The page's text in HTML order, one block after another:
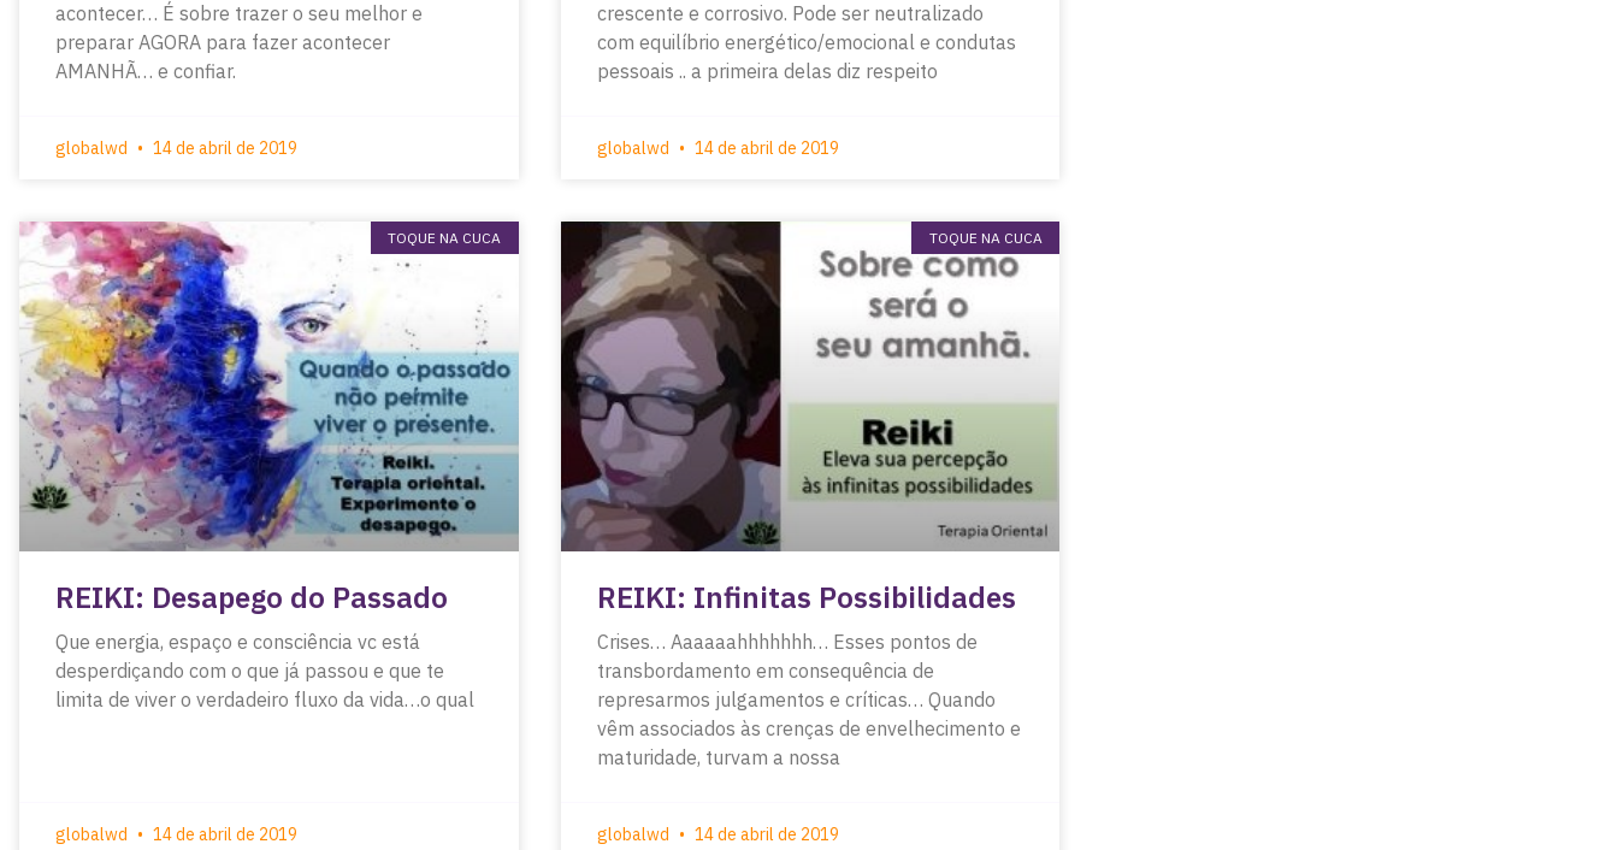
acontecer… É sobre trazer o seu melhor e
preparar AGORA para fazer acontecer
AMANHÃ… e confiar.
globalwd 14 de abril de 2019
crescente e corrosivo. Pode ser neutralizado
com equilíbrio energético/emocional e condutas
pessoais .. a primeira delas diz respeito
globalwd 14 de abril de 2019
TOQUE NA CUCA
REIKI: Desapego do Passado
Que energia, espaço e consciência vc está
desperdiçando com o que já passou e que te
limita de viver o verdadeiro fluxo da vida…o qual
globalwd 14 de abril de 2019
TOQUE NA CUCA
REIKI: Infinitas Possibilidades
Crises… Aaaaaahhhhhhh… Esses pontos de
transbordamento em consequência de
represarmos julgamentos e críticas… Quando
vêm associados às crenças de envelhecimento e
maturidade, turvam a nossa
globalwd 14 de abril de 2019